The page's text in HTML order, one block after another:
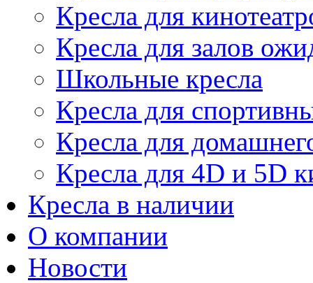
Кресла для
Кресла для залов
Школьные кресла
Кресла для
Кресла для
Кресла для 4D и 5D
Кресла в наличии
О компании
Новости